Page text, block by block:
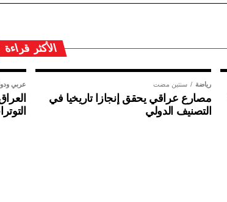
الأكثر قراءة
رياضة سنتين مضت
مصارع عراقي يحقق إنجازا تاريخيا في
التصنيف الدولي
عربي